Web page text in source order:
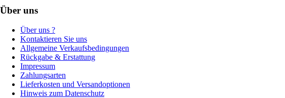
Über uns
Über uns ?
Kontaktieren Sie uns
Allgemeine Verkaufsbedingungen
Rückgabe & Erstattung
Impressum
Zahlungsarten
Lieferkosten und Versandoptionen
Hinweis zum Datenschutz